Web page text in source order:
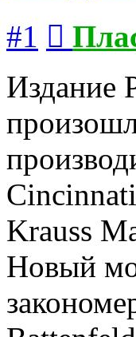
#1
Издание
Krauss
Новый